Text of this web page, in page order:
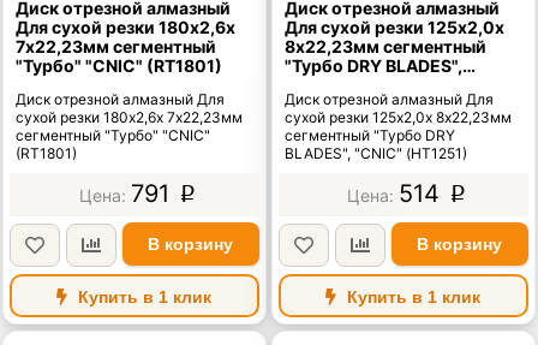
Диск отрезной алмазный
Для сухой резки 180х2,6х
7х22,23мм сегментный
"Турбо" "CNIC" (RT1801)
Диск отрезной алмазный Для
сухой резки 180х2,6х 7х22,23мм
сегментный "Турбо" "CNIC"
(RT1801)
791 p
В корзину
Купить в 1 клик
Диск отрезной алмазный
Для сухой резки 125х2,0х
8х22,23мм сегментный
"Турбо DRY BLADES",
Диск отрезной алмазный Для
сухой резки 125х2,0х 8х22,23мм
сегментный "Турбо DRY
BLADES", "CNIC" (НT1251)
514 p
В корзину
Купить в 1 клик